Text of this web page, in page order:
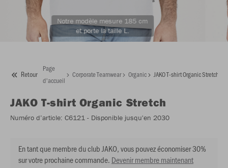
Notre modèle mesure 185 cm
et porte la taille L.
Retour
Page
d'accueil
Corporate Teamwear Organic JAKO T-shirt Organic Stretch
JAKO T-shirt Organic Stretch
Numéro d’article: C6121 - Disponible jusqu'en 2030
En tant que membre du club JAKO, vous pouvez économiser 30%
sur votre prochaine commande. Devenir membre maintenant